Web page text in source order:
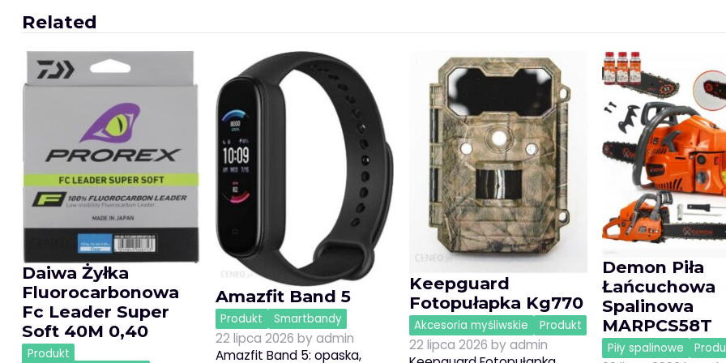
Related
Daiwa Żyłka
Fluorocarbonowa
Fc Leader Super
Soft 40M 0,40
Produkt
Amazfit Band 5
Produkt Smartbandy
22 lipca 2026 byadmin
Amazfit Band 5: opaska,
Keepguard
Fotopułapka Kg770
Akcesoria myśliwskie Produkt
22 lipca 2026 byadmin
Demon Piła
Łańcuchowa
Spalinowa
MARPCS58T
Piły spalinowe